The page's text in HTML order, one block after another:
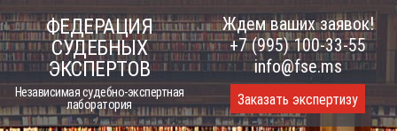
Skip
to
content
ФЕДЕРАЦИЯ
СУДЕБНЫХ
ЭКСПЕРТОВ
Независимая судебно-экспертная
лаборатория
Ждем ваших заявок!
+7 (995) 100-33-55
info@fse.ms
Заказать экспертизу